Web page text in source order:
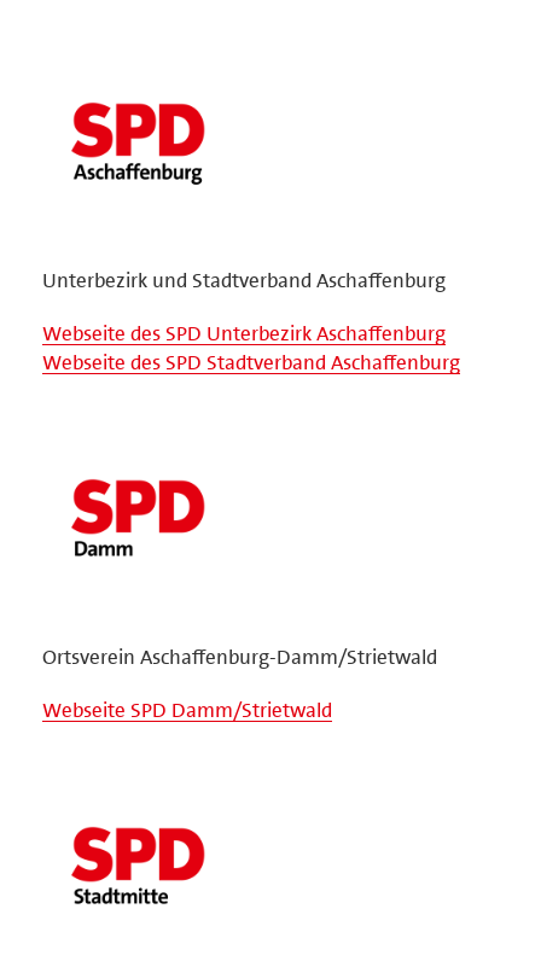
Unterbezirk und Stadtverband Aschaffenburg
Webseite des SPD Unterbezirk Aschaffenburg
Webseite des SPD Stadtverband Aschaffenburg
Ortsverein Aschaffenburg-Damm/Strietwald
Webseite SPD Damm/Strietwald